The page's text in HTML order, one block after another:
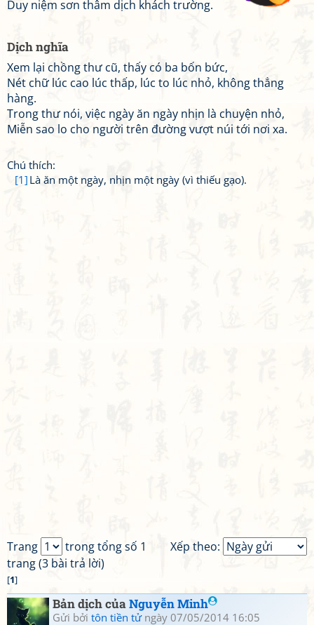
Duy niệm sơn thâm dịch khách trường.
Dịch nghĩa
Xem lại chồng thư cũ, thấy có ba bốn bức,
Nét chữ lúc cao lúc thấp, lúc to lúc nhỏ, không thẳng
hàng.
Trong thư nói, việc ngày ăn ngày nhịn là chuyện nhỏ,
Miễn sao lo cho người trên đường vượt núi tới nơi xa.
Chú thích:
[1] Là ăn một ngày, nhịn một ngày (vì thiếu gạo).
Xếp theo:
Trang
trong tổng số 1
trang (3 bài trả lời)
[1]
Bản dịch củaNguyễn Minh
Gửi bởi tôn tiền tửngày 07/05/2014 16:05